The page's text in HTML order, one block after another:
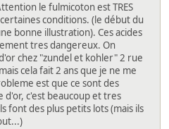
le fulmicoton est TRES
conditions. (le début du
bonne illustration). Ces acides
tres dangereux. On
chez "zundel et kohler" 2 rue
cela fait 2 ans que je ne me
est que ce sont des
d'or, c'est beaucoup et tres
font des plus petits lots (mais ils